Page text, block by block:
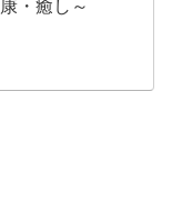
・癒し～